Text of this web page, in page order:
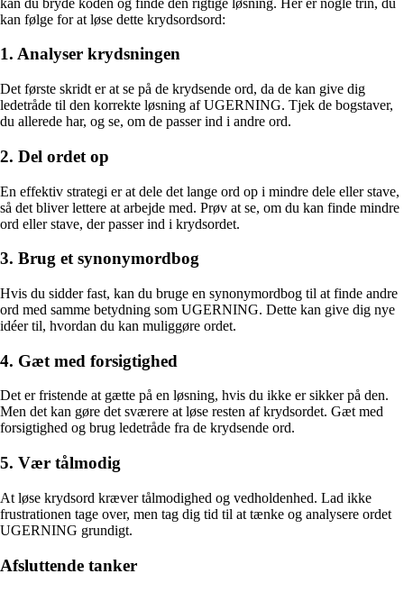
kan følge for at løse dette krydsordsord:
1. Analyser krydsningen
Det første skridt er at se på de krydsende ord, da de kan give dig
ledetråde til den korrekte løsning af UGERNING. Tjek de bogstaver,
du allerede har, og se, om de passer ind i andre ord.
2. Del ordet op
En effektiv strategi er at dele det lange ord op i mindre dele eller stave,
så det bliver lettere at arbejde med. Prøv at se, om du kan finde mindre
ord eller stave, der passer ind i krydsordet.
3. Brug et synonymordbog
Hvis du sidder fast, kan du bruge en synonymordbog til at finde andre
ord med samme betydning som UGERNING. Dette kan give dig nye
idéer til, hvordan du kan muliggøre ordet.
4. Gæt med forsigtighed
Det er fristende at gætte på en løsning, hvis du ikke er sikker på den.
Men det kan gøre det sværere at løse resten af krydsordet. Gæt med
forsigtighed og brug ledetråde fra de krydsende ord.
5. Vær tålmodig
At løse krydsord kræver tålmodighed og vedholdenhed. Lad ikke
frustrationen tage over, men tag dig tid til at tænke og analysere ordet
UGERNING grundigt.
Afsluttende tanker